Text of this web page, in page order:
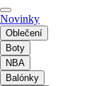
Novinky
Oblečení
Boty
NBA
Balónky